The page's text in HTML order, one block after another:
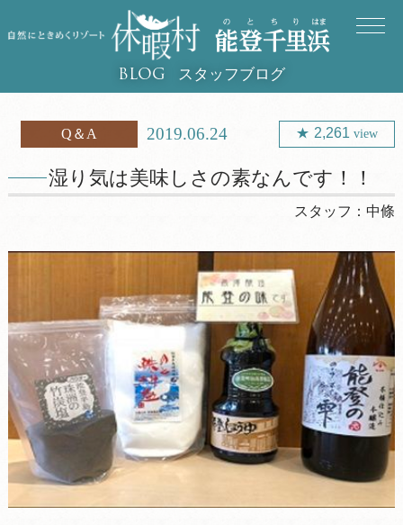
BLOG スタッフブログ
Q＆A 2019.06.24 2,261view
湿り気は美味しさの素なんです！！
スタッフ：中條